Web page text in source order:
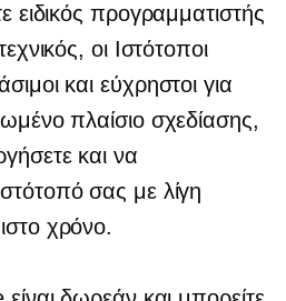
ειδικός προγραμματιστής
οι Ιστότοποι
και εύχρηστοι για
πλαίσιο σχεδίασης,
και να
σας με λίγη
χρόνο.